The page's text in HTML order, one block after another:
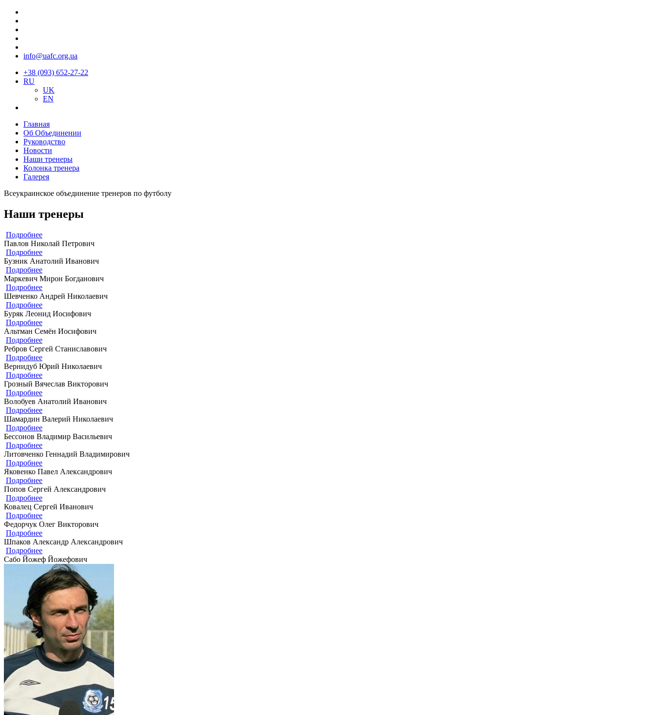
info@uafc.org.ua
+38 (093) 652-27-22
RU
UK
EN
Главная
Об Объединении
Руководство
Новости
Наши тренеры
Колонка тренера
Галерея
Всеукраинское объединение тренеров по футболу
Наши тренеры
Подробнее
Павлов Николай Петрович
Подробнее
Бузник Анатолий Иванович
Подробнее
Маркевич Мирон Богданович
Подробнее
Шевченко Андрей Николаевич
Подробнее
Буряк Леонид Иосифович
Подробнее
Альтман Семён Иосифович
Подробнее
Ребров Сергей Станиславович
Подробнее
Вернидуб Юрий Николаевич
Подробнее
Грозный Вячеслав Викторович
Подробнее
Волобуев Анатолий Иванович
Подробнее
Шамардин Валерий Николаевич
Подробнее
Бессонов Владимир Васильевич
Подробнее
Литовченко Геннадий Владимирович
Подробнее
Яковенко Павел Александрович
Подробнее
Попов Сергей Александрович
Подробнее
Ковалец Сергей Иванович
Подробнее
Федорчук Олег Викторович
Подробнее
Шпаков Александр Александрович
Подробнее
Сабо Йожеф Йожефович